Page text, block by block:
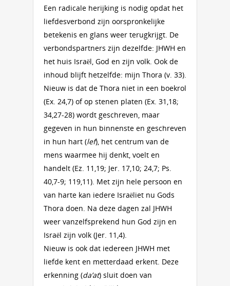
Een radicale herijking is nodig opdat het
liefdesverbond zijn oorspronkelijke
betekenis en glans weer terugkrijgt. De
verbondspartners zijn dezelfde: JHWH en
het huis Israël, God en zijn volk. Ook de
inhoud blijft hetzelfde: mijn Thora (v. 33).
Nieuw is dat de Thora niet in een boekrol
(Ex. 24,7) of op stenen platen (Ex. 31,18;
34,27-28) wordt geschreven, maar
gegeven in hun binnenste en geschreven
in hun hart (lef), het centrum van de
mens waarmee hij denkt, voelt en
handelt (Ez. 11,19; Jer. 17,10; 24,7; Ps.
40,7-9; 119,11). Met zijn hele persoon en
van harte kan iedere Israëliet nu Gods
Thora doen. Na deze dagen zal JHWH
weer vanzelfsprekend hun God zijn en
Israël zijn volk (Jer. 11,4).
Nieuw is ook dat iedereen JHWH met
liefde kent en metterdaad erkent. Deze
erkenning (da’at) sluit doen van